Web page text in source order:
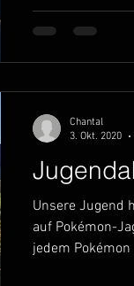
Unsere Jugend
auf Pokémon-
jedem Pokémon
Chantal
3. Okt. 2020